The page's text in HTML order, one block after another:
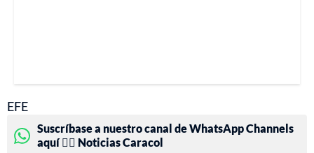
EFE
Suscríbase a nuestro canal de WhatsApp Channels
aquí 👉🏻 Noticias Caracol